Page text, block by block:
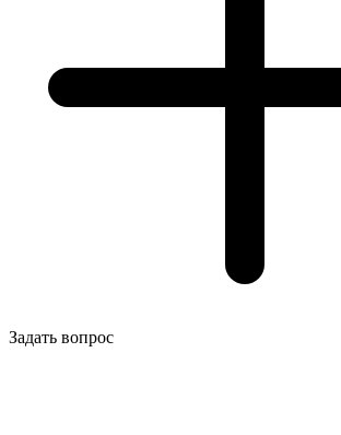
Задать вопрос